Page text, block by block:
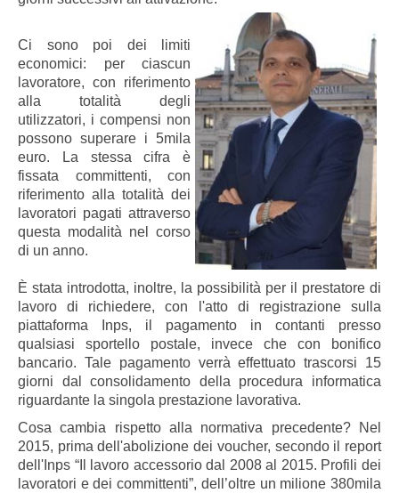
Ci sono poi dei limiti
economici: per ciascun
lavoratore, con riferimento
alla totalità degli
utilizzatori, i compensi non
possono superare i 5mila
euro. La stessa cifra è
fissata committenti, con
riferimento alla totalità dei
lavoratori pagati attraverso
questa modalità nel corso
di un anno.
È stata introdotta, inoltre, la possibilità per il prestatore di
lavoro di richiedere, con l'atto di registrazione sulla
piattaforma Inps, il pagamento in contanti presso
qualsiasi sportello postale, invece che con bonifico
bancario. Tale pagamento verrà effettuato trascorsi 15
giorni dal consolidamento della procedura informatica
riguardante la singola prestazione lavorativa.
Cosa cambia rispetto alla normativa precedente? Nel
2015, prima dell'abolizione dei voucher, secondo il report
dell'Inps “Il lavoro accessorio dal 2008 al 2015. Profili dei
lavoratori e dei committenti”, dell’oltre un milione 380mila